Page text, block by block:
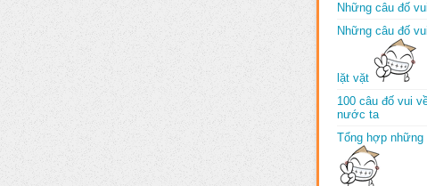
Những câu đố
Những câu đố
lặt vặt
100 câu đố vui
nước ta
Tổng hợp những